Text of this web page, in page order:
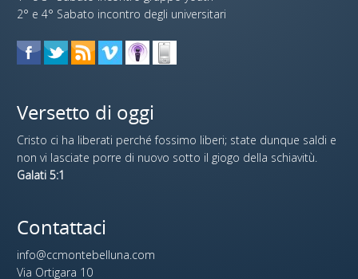
2° e 4° Sabato incontro degli universitari
Versetto di oggi
Cristo ci ha liberati perché fossimo liberi; state dunque saldi e
non vi lasciate porre di nuovo sotto il giogo della schiavitù.
Galati 5:1
Contattaci
info@ccmontebelluna.com
Via Ortigara 10